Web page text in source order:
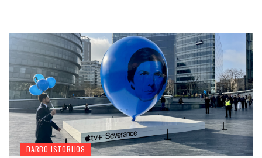
DARBO ISTORIJOS